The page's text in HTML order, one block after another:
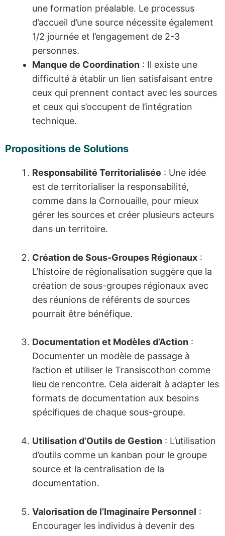
une formation préalable. Le processus
d’accueil d’une source nécessite également
1/2 journée et l’engagement de 2-3
personnes.
Manque de Coordination : Il existe une
difficulté à établir un lien satisfaisant entre
ceux qui prennent contact avec les sources
et ceux qui s’occupent de l’intégration
technique.
Propositions de Solutions
Responsabilité Territorialisée : Une idée
est de territorialiser la responsabilité,
comme dans la Cornouaille, pour mieux
gérer les sources et créer plusieurs acteurs
dans un territoire.
Création de Sous-Groupes Régionaux :
L’histoire de régionalisation suggère que la
création de sous-groupes régionaux avec
des réunions de référents de sources
pourrait être bénéfique.
Documentation et Modèles d’Action :
Documenter un modèle de passage à
l’action et utiliser le Transiscothon comme
lieu de rencontre. Cela aiderait à adapter les
formats de documentation aux besoins
spécifiques de chaque sous-groupe.
Utilisation d’Outils de Gestion : L’utilisation
d’outils comme un kanban pour le groupe
source et la centralisation de la
documentation.
Valorisation de l’Imaginaire Personnel :
Encourager les individus à devenir des